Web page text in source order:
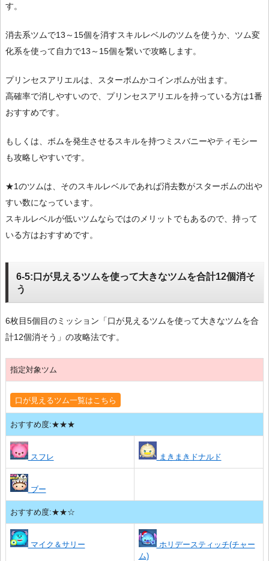
す。
消去系ツムで13～15個を消すスキルレベルのツムを使うか、ツム変
化系を使って自力で13～15個を繋いで攻略します。
プリンセスアリエルは、スターボムかコインボムが出ます。
高確率で消しやすいので、プリンセスアリエルを持っている方は1番
おすすめです。
もしくは、ボムを発生させるスキルを持つミスバニーやティモシー
も攻略しやすいです。
★1のツムは、そのスキルレベルであれば消去数がスターボムの出や
すい数になっています。
スキルレベルが低いツムならではのメリットでもあるので、持って
いる方はおすすめです。
6-5:口が見えるツムを使って大きなツムを合計12個消そ
う
6枚目5個目のミッション「口が見えるツムを使って大きなツムを合
計12個消そう」の攻略法です。
指定対象ツム
口が見えるツム一覧はこちら
おすすめ度:★★★
スフレ まきまきドナルド
ブー
おすすめ度:★★☆
マイク＆サリー
ホリデースティッチ(チャー
ム)